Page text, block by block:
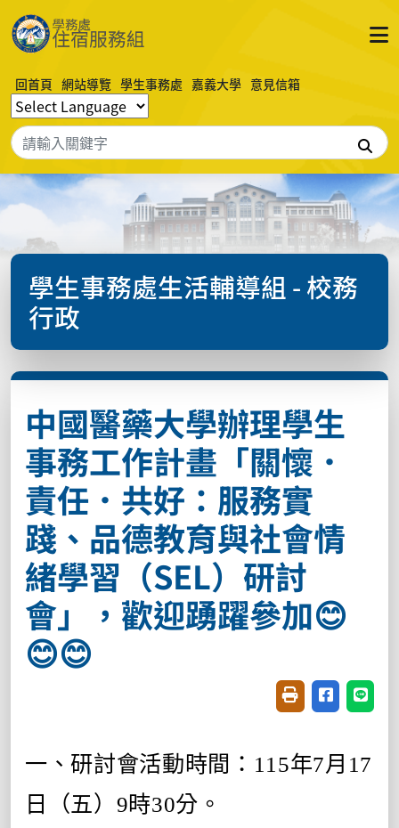
回首頁 網站導覽 學生事務處 嘉義大學 意見信箱
搜尋
學生事務處生活輔導組 - 校務
行政
中國醫藥大學辦理學生
事務工作計畫「關懷．
責任．共好：服務實
踐、品德教育與社會情
緒學習（SEL）研討
會」，歡迎踴躍參加😊
😊😊
友善列印(開新視
分享至臉書
分享
一、研討會活動時間：115年7月17
日（五）9時30分。